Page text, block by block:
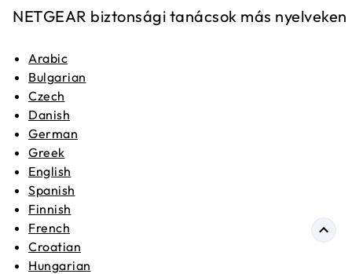
NETGEAR biztonsági tanácsok más nyelveken
Arabic
Bulgarian
Czech
Danish
German
Greek
English
Spanish
Finnish
French
Croatian
Hungarian